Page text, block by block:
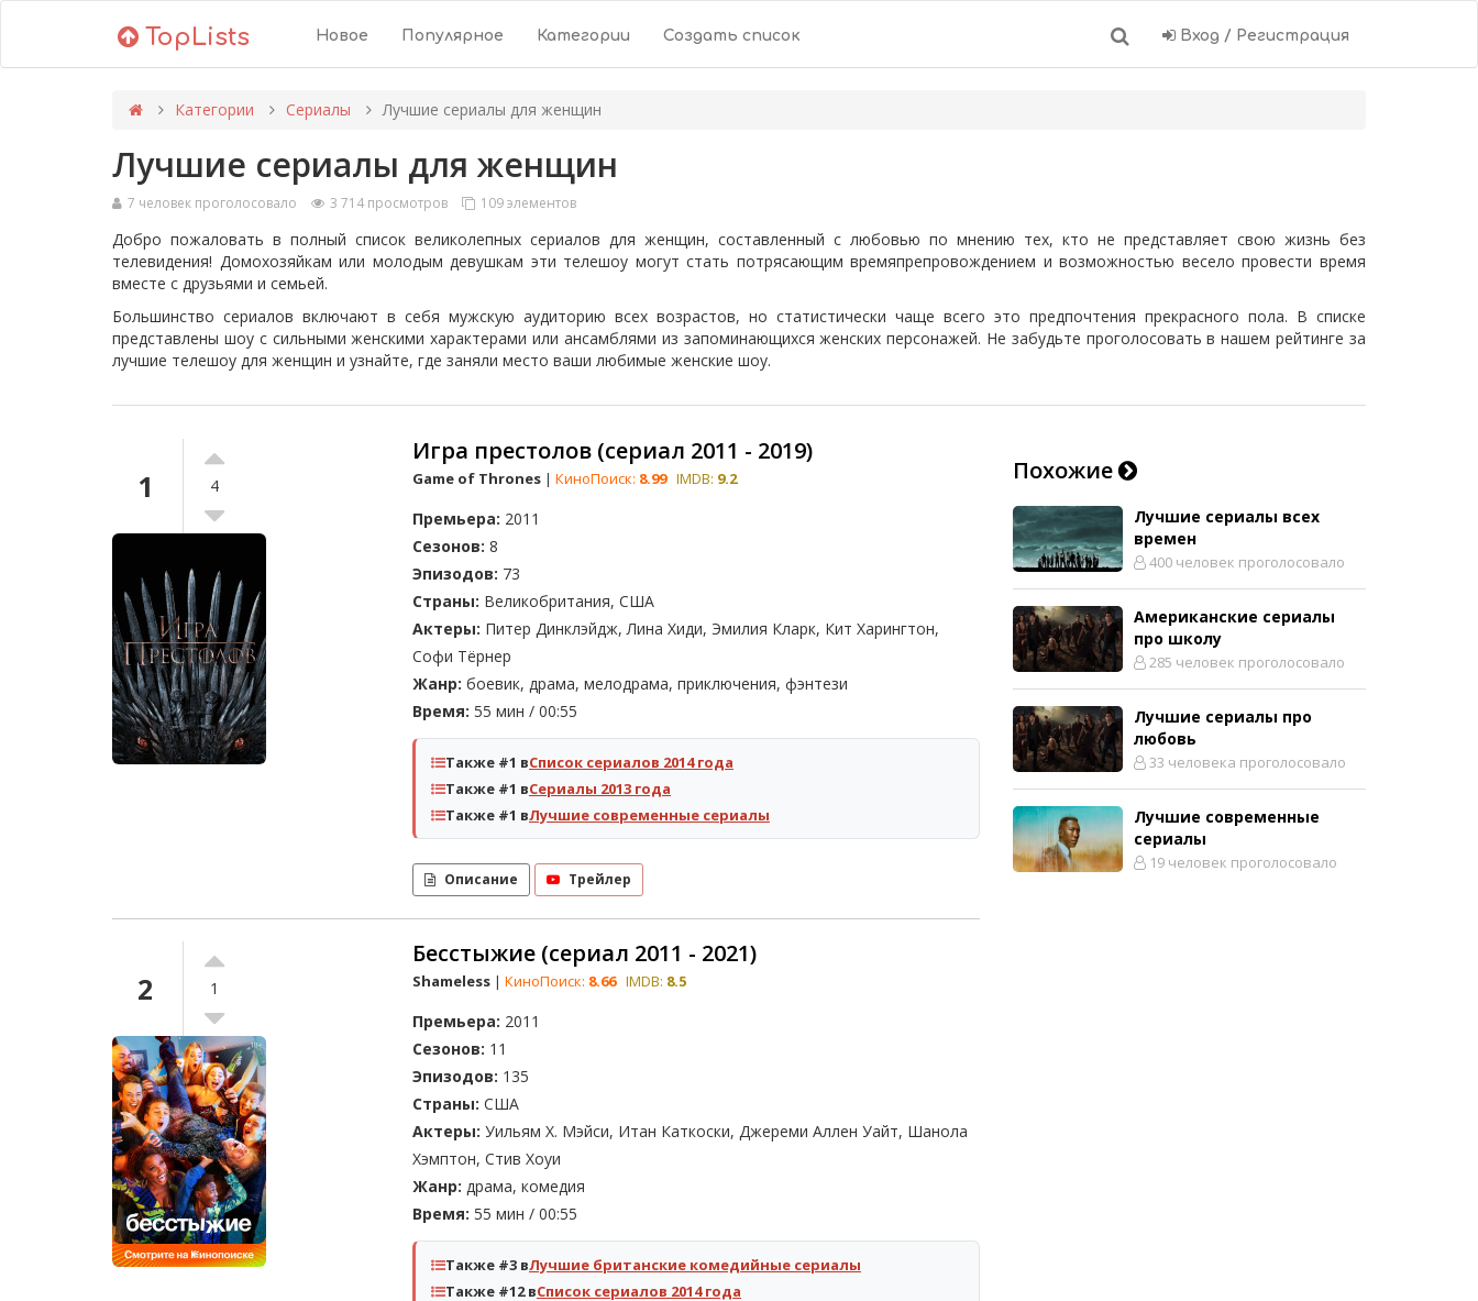
TopLists Новое Популярное Категории Создать список Вход / Регистрация
Категории Сериалы Лучшие сериалы для женщин
Лучшие сериалы для женщин
7 человек проголосовало 3 714 просмотров 109 элементов
Добро пожаловать в полный список великолепных сериалов для женщин, составленный с любовью по мнению тех, кто не представляет свою жизнь без
телевидения! Домохозяйкам или молодым девушкам эти телешоу могут стать потрясающим времяпрепровождением и возможностью весело провести время
вместе с друзьями и семьей.
Большинство сериалов включают в себя мужскую аудиторию всех возрастов, но статистически чаще всего это предпочтения прекрасного пола. В списке
представлены шоу с сильными женскими характерами или ансамблями из запоминающихся женских персонажей. Не забудьте проголосовать в нашем рейтинге за
лучшие телешоу для женщин и узнайте, где заняли место ваши любимые женские шоу.
1 4
Игра престолов (сериал 2011 - 2019)
Game of Thrones | КиноПоиск: 8.99 IMDB: 9.2
Премьера: 2011
Сезонов: 8
Эпизодов: 73
Страны: Великобритания, США
Актеры: Питер Динклэйдж, Лина Хиди, Эмилия Кларк, Кит Харингтон,
Софи Тёрнер
Жанр: боевик, драма, мелодрама, приключения, фэнтези
Время: 55 мин / 00:55
Также #1 вСписок сериалов 2014 года
Также #1 вСериалы 2013 года
Также #1 вЛучшие современные сериалы
Описание Трейлер
2 1
Бесстыжие (сериал 2011 - 2021)
Shameless | КиноПоиск: 8.66 IMDB: 8.5
Премьера: 2011
Сезонов: 11
Эпизодов: 135
Страны: США
Актеры: Уильям Х. Мэйси, Итан Каткоски, Джереми Аллен Уайт, Шанола
Хэмптон, Стив Хоуи
Жанр: драма, комедия
Время: 55 мин / 00:55
Также #3 вЛучшие британские комедийные сериалы
Также #12 вСписок сериалов 2014 года
Похожие
Лучшие сериалы всех
времен
400 человек проголосовало
Американские сериалы
про школу
285 человек проголосовало
Лучшие сериалы про
любовь
33 человека проголосовало
Лучшие современные
сериалы
19 человек проголосовало